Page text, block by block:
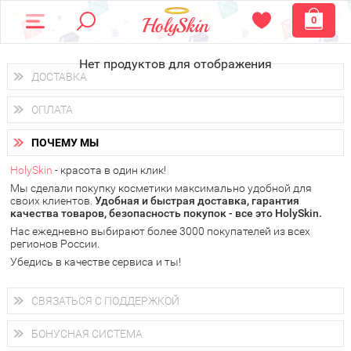
0
Нет продуктов для отображения
ДОСТАВКА
Доставка осуществляетсяпо всем городам России.
Вы можете выбрать доставку курьером, Почтой России или
получить заказ в пунктах выдачи PickPoint или пункте
самовывоза.
В 20 городах России доставка осуществляется ужена
следующий день.
у Вас всегда есть возможность получитьбесплатную
доставку от HolySkin.
подробнее об условиях доставки и оплаты в Вашем городе
ОПЛАТА
Вы можете оплатить свой заказ любым удобным способом:
наличными деньгами (
через интернет-банк (Альфа-банк, Сбербанк) и другими
электронными способами.
ПОЧЕМУ МЫ
HolySkin - красота в один клик!
Мы сделали покупку косметики максимально удобной для
своих клиентов. Удобная и быстрая доставка, гарантия
качества товаров, безопасность покупок - все это HolySkin.
Нас ежедневно выбирают более 3000 покупателей из всех
регионов России.
Убедись в качестве сервиса и ты!
СВЯЗАТЬСЯ С ПОДДЕРЖКОЙ
+7 (800) 707-24-55
Мы будем рады ответить на все Ваши вопросы по работе
магазина, проконсультировать по товарам, рассказать о
БОНУСНАЯ СИСТЕМА